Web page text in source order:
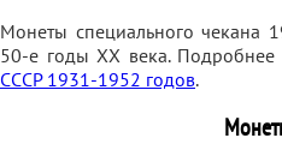
Монеты специального чекана
50-е годы XX века. Подробнее
СССР 1931-1952 годов.